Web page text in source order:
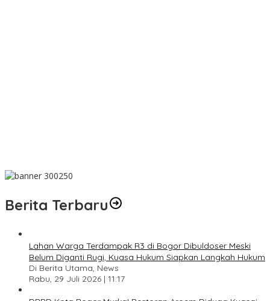
Berita Terbaru
Lahan Warga Terdampak R3 di Bogor Dibuldoser Meski
Belum Diganti Rugi, Kuasa Hukum Siapkan Langkah Hukum
Di Berita Utama, News
Rabu, 29 Juli 2026 | 11:17